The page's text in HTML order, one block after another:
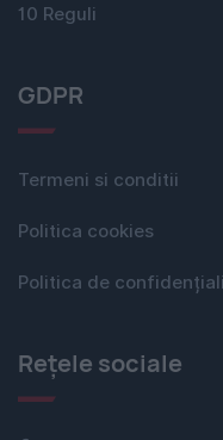
10 Reguli
GDPR
Termeni si conditii
Politica cookies
Politica de
Rețele sociale